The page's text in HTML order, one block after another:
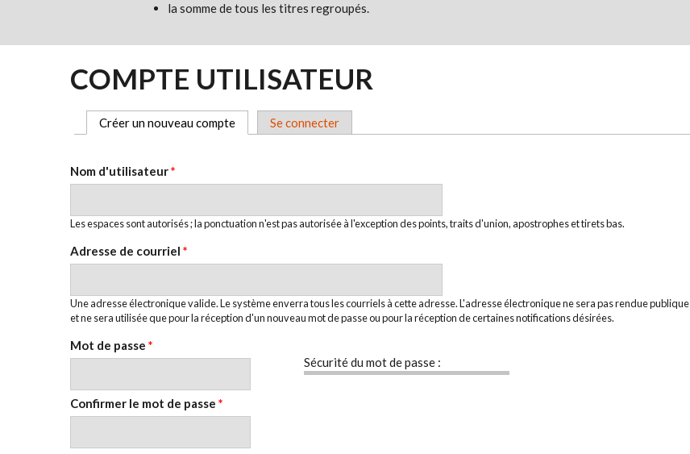
la somme de tous les titres regroupés.
COMPTE UTILISATEUR
ONGLETS PRINCIPAUX
Créer un nouveau compte (onglet actif)
Se connecter
Nom d'utilisateur*
Les espaces sont autorisés ; la ponctuation n'est pas autorisée à l'exception des points, traits d'union, apostrophes et tirets bas.
Adresse de courriel *
Une adresse électronique valide. Le système enverra tous les courriels à cette adresse. L'adresse électronique ne sera pas rendue publique
et ne sera utilisée que pour la réception d'un nouveau mot de passe ou pour la réception de certaines notifications désirées.
Sécurité du mot de passe :
Mot de passe *
Confirmer le mot de passe *